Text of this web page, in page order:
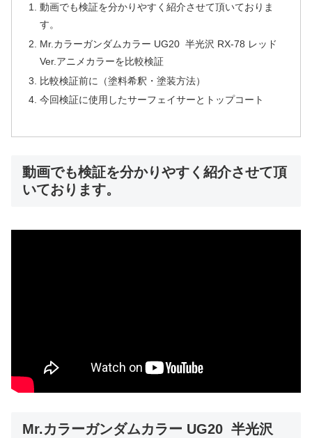
動画でも検証を分かりやすく紹介させて頂いておりま
す。
Mr.カラーガンダムカラー UG20 半光沢 RX-78 レッド
Ver.アニメカラーを比較検証
比較検証前に（塗料希釈・塗装方法）
今回検証に使用したサーフェイサーとトップコート
動画でも検証を分かりやすく紹介させて頂
いております。
Mr.カラーガンダムカラー UG20 半光沢